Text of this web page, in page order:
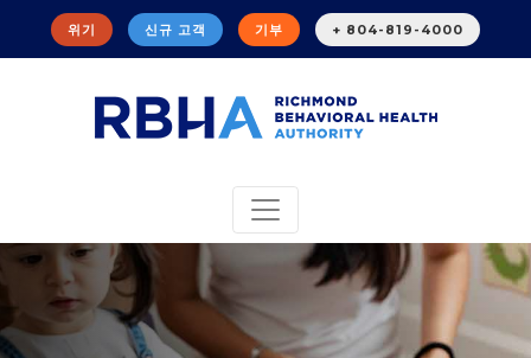
위기 신규 고객 기부 + 804-819-4000